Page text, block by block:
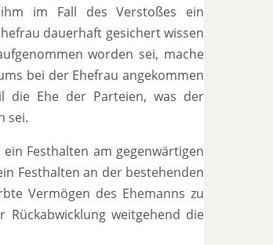
im Fall des Verstoßes ein
dauerhaft gesichert wissen
worden sei, mache
bei der Ehefrau angekommen
die Ehe der Parteien, was der
sei.
Festhalten am gegenwärtigen
Festhalten an der bestehenden
Vermögen des Ehemanns zu
weitgehend die